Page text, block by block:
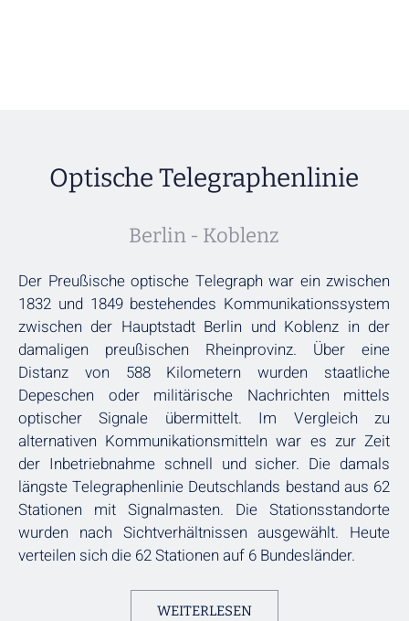
Optische Telegraphenlinie
Berlin - Koblenz
Der Preußische optische Telegraph war ein zwischen
1832 und 1849 bestehendes Kommunikationssystem
zwischen der Hauptstadt Berlin und Koblenz in der
damaligen preußischen Rheinprovinz. Über eine
Distanz von 588 Kilometern wurden staatliche
Depeschen oder militärische Nachrichten mittels
optischer Signale übermittelt. Im Vergleich zu
alternativen Kommunikationsmitteln war es zur Zeit
der Inbetriebnahme schnell und sicher. Die damals
längste Telegraphenlinie Deutschlands bestand aus 62
Stationen mit Signalmasten. Die Stationsstandorte
wurden nach Sichtverhältnissen ausgewählt. Heute
verteilen sich die 62 Stationen auf 6 Bundesländer.
WEITERLESEN